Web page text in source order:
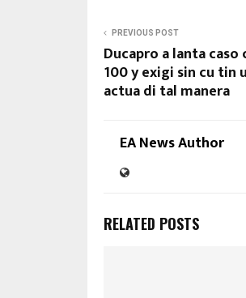
PREVIOUS POST
Ducapro a lanta
100 y exigi sin cu tin
actua di tal manera
EA News Author
RELATED POSTS